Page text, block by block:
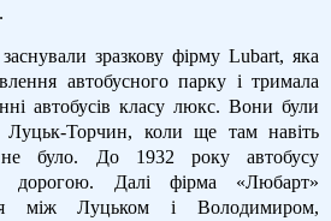
зразкову фірму Lubart, яка
автобусного парку і тримала
автобусів класу люкс. Вони були
Луцьк-Торчин, коли ще там навіть
не було. До 1932 року автобусу
дорогою. Далі фірма «Любарт»
між Луцьком і Володимиром,